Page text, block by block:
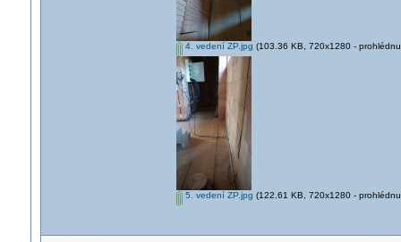
4. vedení ZP.jpg (103.36 KB, 720x1280 -
5. vedení ZP.jpg (122.61 KB, 720x1280 -